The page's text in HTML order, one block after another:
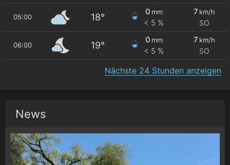
05:00 18°
0 mm
< 5 %
7 km/h
SO
06:00 19°
0 mm
< 5 %
7 km/h
SO
Nächste 24 Stunden anzeigen
News